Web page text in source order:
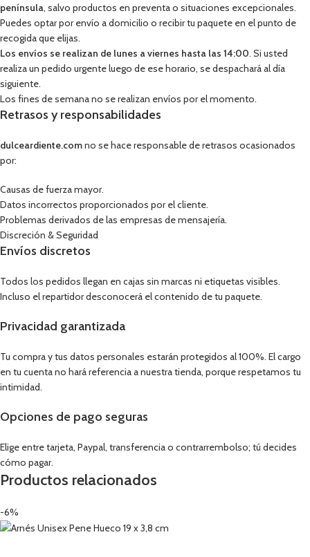
península, salvo productos en preventa o situaciones excepcionales.
Puedes optar por envío a domicilio o recibir tu paquete en el punto de
recogida que elijas.
Los envíos se realizan de lunes a viernes hasta las 14:00. Si usted
realiza un pedido urgente luego de ese horario, se despachará al día
siguiente.
Los fines de semana no se realizan envíos por el momento.
Retrasos y responsabilidades
dulceardiente.comno se hace responsable de retrasos ocasionados
por:
Causas de fuerza mayor.
Datos incorrectos proporcionados por el cliente.
Problemas derivados de las empresas de mensajería.
Discreción & Seguridad
Envíos discretos
Todos los pedidos llegan en cajas sin marcas ni etiquetas visibles.
Incluso el repartidor desconocerá el contenido de tu paquete.
Privacidad garantizada
Tu compra y tus datos personales estarán protegidos al 100%. El cargo
en tu cuenta no hará referencia a nuestra tienda, porque respetamos tu
intimidad.
Opciones de pago seguras
Elige entre tarjeta, Paypal, transferencia o contrarrembolso; tú decides
cómo pagar.
Productos relacionados
-6%